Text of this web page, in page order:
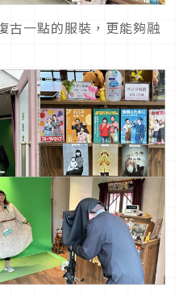
古一點的服裝，更能夠融